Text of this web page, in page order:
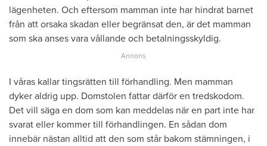
lägenheten. Och eftersom mamman inte har hindrat barnet
från att orsaka skadan eller begränsat den, är det mamman
som ska anses vara vållande och betalningsskyldig.
I våras kallar tingsrätten till förhandling. Men mamman
dyker aldrig upp. Domstolen fattar därför en tredskodom.
Det vill säga en dom som kan meddelas när en part inte har
svarat eller kommer till förhandlingen. En sådan dom
innebär nästan alltid att den som står bakom stämningen, i